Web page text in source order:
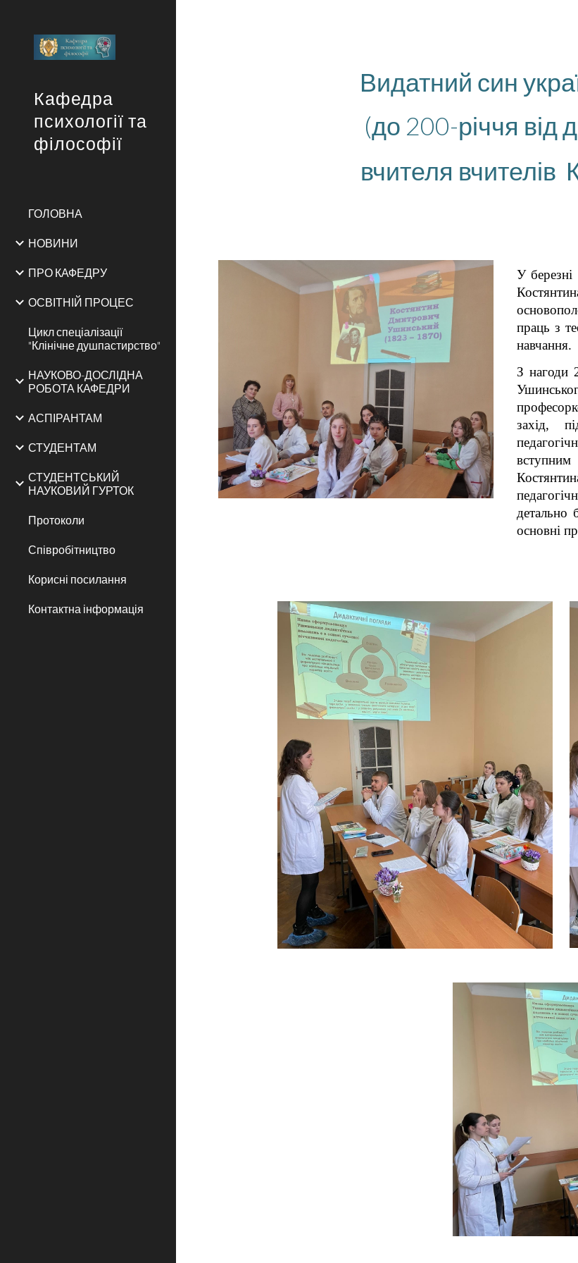
Кафедра
психології та
філософії
ГОЛОВНА
НОВИНИ
ПРО КАФЕДРУ
ОСВІТНІЙ ПРОЦЕС
Цикл спеціалізації
"Клінічне душпастирство"
НАУКОВО-ДОСЛІДНА
РОБОТА КАФЕДРИ
АСПІРАНТАМ
СТУДЕНТАМ
СТУДЕНТСЬКИЙ
НАУКОВИЙ ГУРТОК
Протоколи
Співробітництво
Корисні посилання
Контактна інформація
Видатний син
(до 200-річчя від
вчителя вчителів
У
праць з
навчання.
З нагоди
захід,
детально
основні